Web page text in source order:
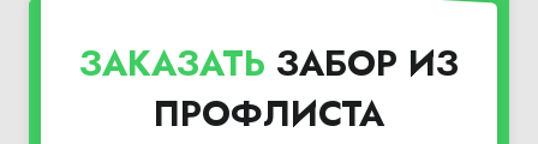
ЗАКАЗАТЬ ЗАБОР ИЗ
ПРОФЛИСТА